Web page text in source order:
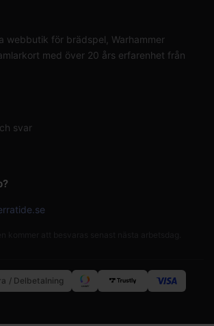
webbutik för brädspel, Warhammer
med över 20 års erfarenhet från
svar
/ Delbetalning